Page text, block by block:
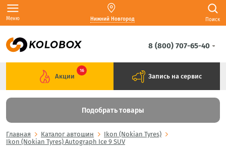
Меню Нижний Новгород Поиск
8 (800) 707-65-40
Акции
16
Запись на сервис
Подобрать товары
Главная Каталог автошин
Ikon (Nokian Tyres)
Ikon (Nokian Tyres) Autograph Ice 9 SUV